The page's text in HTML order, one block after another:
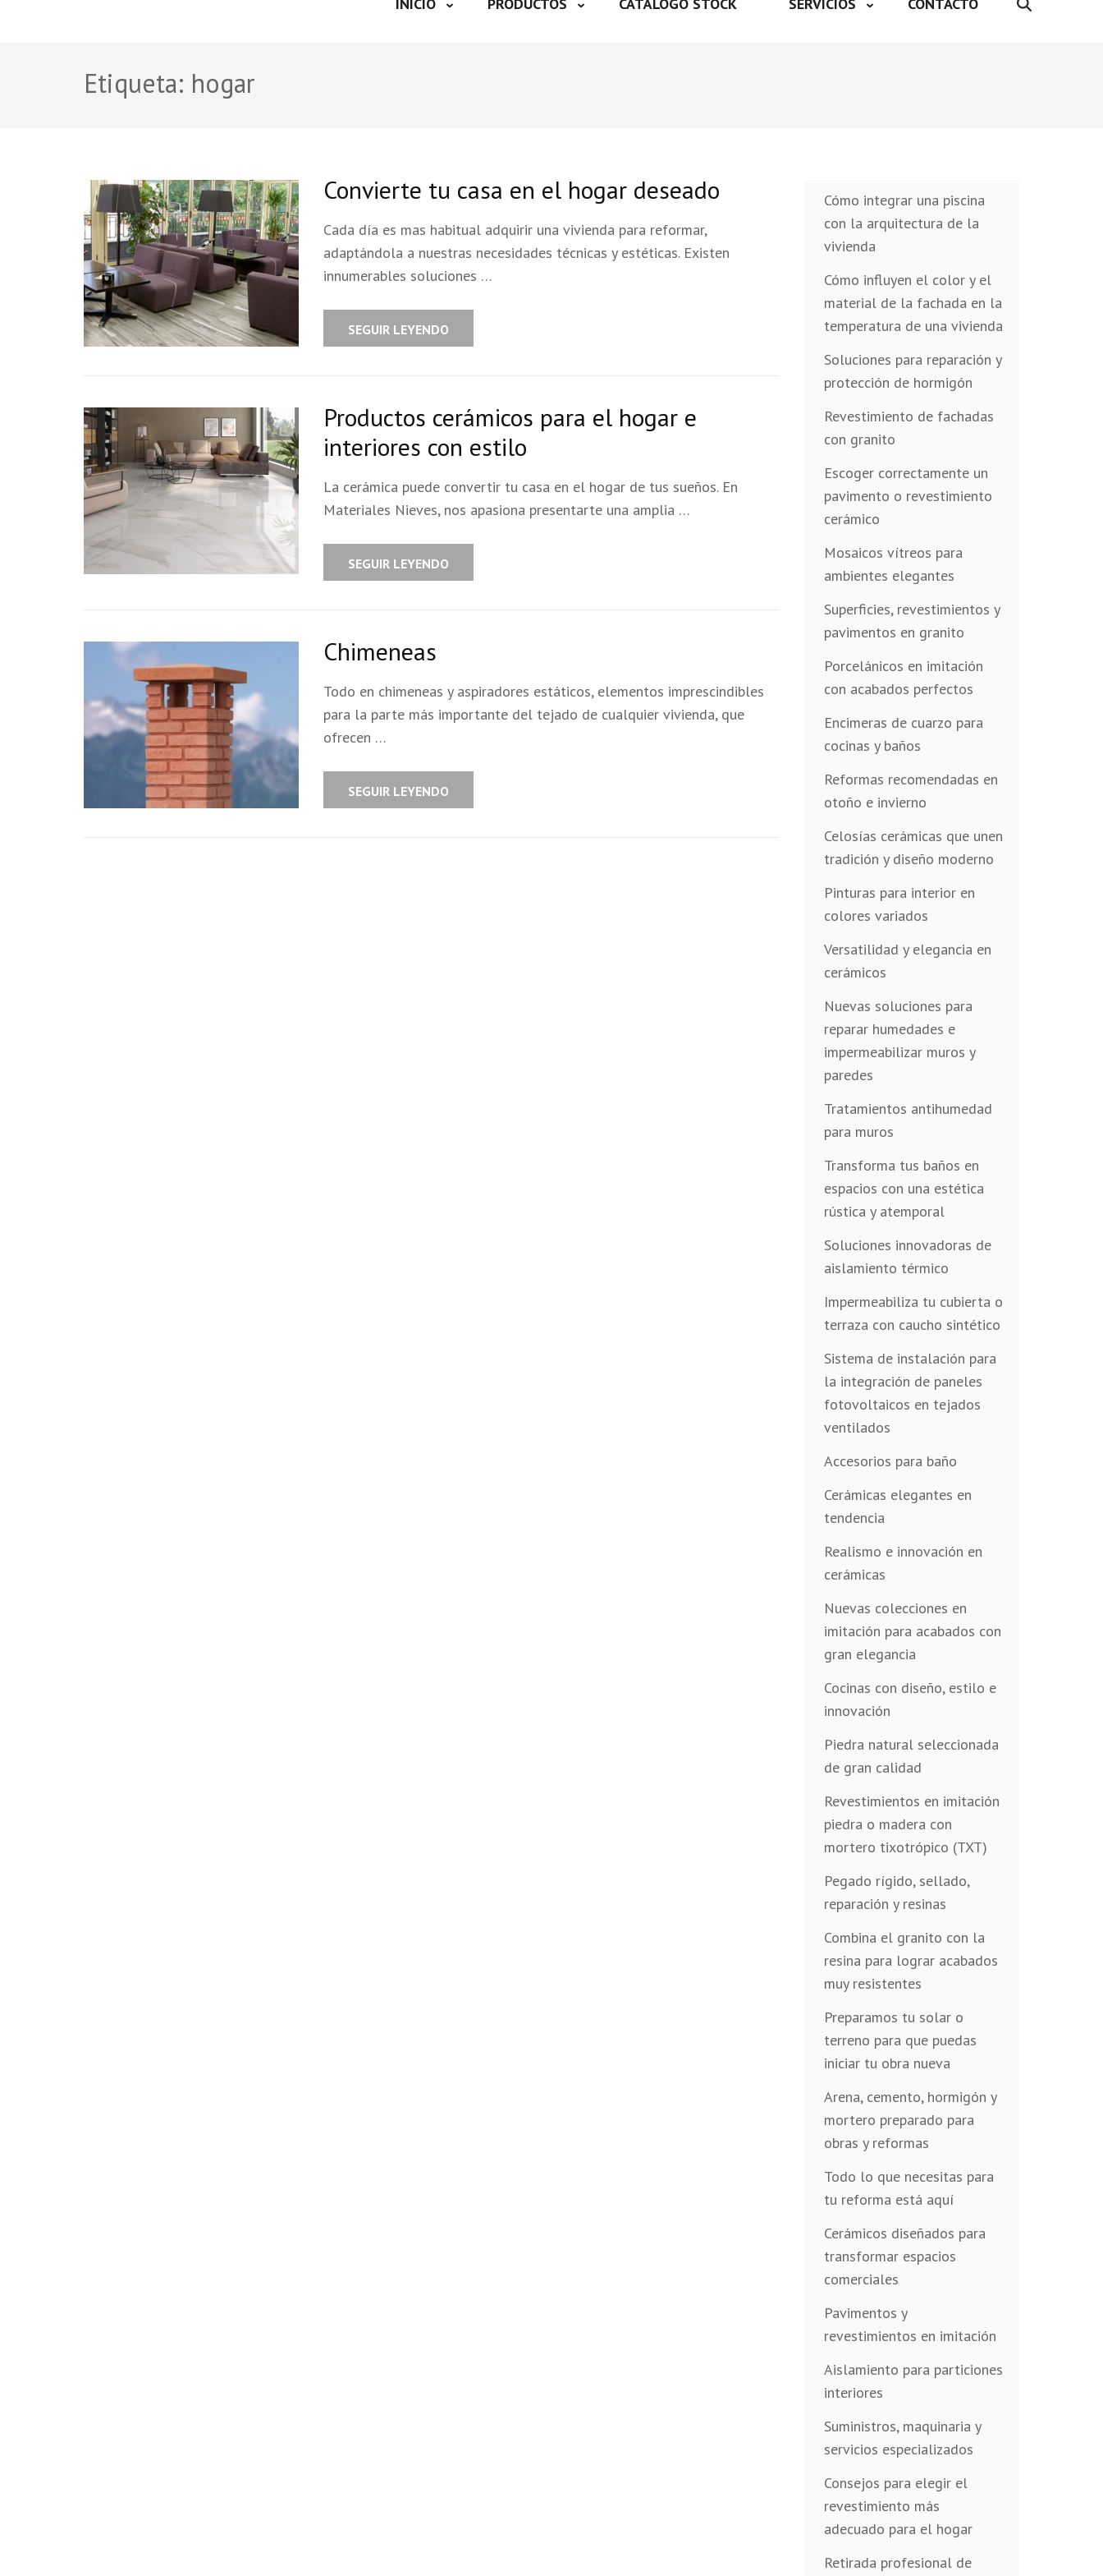
Etiqueta: hogar
Convierte tu casa en el hogar deseado
Cada día es mas habitual adquirir una vivienda para reformar,
adaptándola a nuestras necesidades técnicas y estéticas. Existen
innumerables soluciones …
SEGUIR LEYENDO
Productos cerámicos para el hogar e
interiores con estilo
La cerámica puede convertir tu casa en el hogar de tus sueños. En
Materiales Nieves, nos apasiona presentarte una amplia …
SEGUIR LEYENDO
Chimeneas
Todo en chimeneas y aspiradores estáticos, elementos imprescindibles
para la parte más importante del tejado de cualquier vivienda, que
ofrecen …
SEGUIR LEYENDO
Cómo integrar una piscina
con la arquitectura de la
vivienda
Cómo influyen el color y el
material de la fachada en la
temperatura de una vivienda
Soluciones para reparación y
protección de hormigón
Revestimiento de fachadas
con granito
Escoger correctamente un
pavimento o revestimiento
cerámico
Mosaicos vítreos para
ambientes elegantes
Superficies, revestimientos y
pavimentos en granito
Porcelánicos en imitación
con acabados perfectos
Encimeras de cuarzo para
cocinas y baños
Reformas recomendadas en
otoño e invierno
Celosías cerámicas que unen
tradición y diseño moderno
Pinturas para interior en
colores variados
Versatilidad y elegancia en
cerámicos
Nuevas soluciones para
reparar humedades e
impermeabilizar muros y
paredes
Tratamientos antihumedad
para muros
Transforma tus baños en
espacios con una estética
rústica y atemporal
Soluciones innovadoras de
aislamiento térmico
Impermeabiliza tu cubierta o
terraza con caucho sintético
Sistema de instalación para
la integración de paneles
fotovoltaicos en tejados
ventilados
Accesorios para baño
Cerámicas elegantes en
tendencia
Realismo e innovación en
cerámicas
Nuevas colecciones en
imitación para acabados con
gran elegancia
Cocinas con diseño, estilo e
innovación
Piedra natural seleccionada
de gran calidad
Revestimientos en imitación
piedra o madera con
mortero tixotrópico (TXT)
Pegado rígido, sellado,
reparación y resinas
Combina el granito con la
resina para lograr acabados
muy resistentes
Preparamos tu solar o
terreno para que puedas
iniciar tu obra nueva
Arena, cemento, hormigón y
mortero preparado para
obras y reformas
Todo lo que necesitas para
tu reforma está aquí
Cerámicos diseñados para
transformar espacios
comerciales
Pavimentos y
revestimientos en imitación
Aislamiento para particiones
interiores
Suministros, maquinaria y
servicios especializados
Consejos para elegir el
revestimiento más
adecuado para el hogar
Retirada profesional de